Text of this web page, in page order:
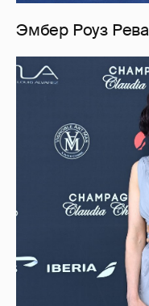
Эмбер Роуз Рева